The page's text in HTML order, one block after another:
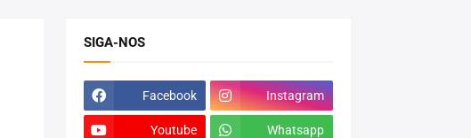
SIGA-NOS
Facebook Instagram
Youtube Whatsapp